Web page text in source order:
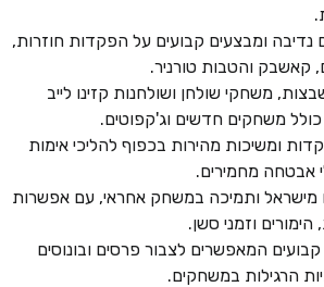
נדיבה ומבצעים קבועים על הפקדות חוזרות,
קאשבק והטבות טורניר.
משחקי שולחן ושולחנות קזינו לייב
משחקים חדשים וג'קפוטים.
ומשיכות מהירות בכפוף להליכי אימות
אבטחה מחמירים.
ותמיכה במשחק אחראי, עם אפשרות
וזמני סשן.
קבועים המאפשרים לצבור פרסים ובונוסים
הרגילות במשחקים.